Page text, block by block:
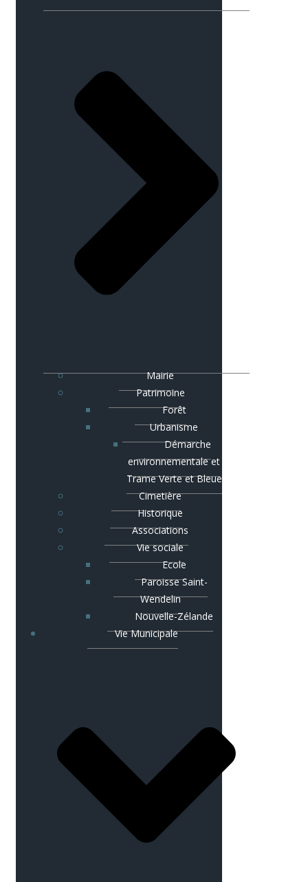
Mairie
Patrimoine
Forêt
Urbanisme
Démarche
environnementale et
Trame Verte et Bleue
Cimetière
Historique
Associations
Vie sociale
Ecole
Paroisse Saint-
Wendelin
Nouvelle-Zélande
Vie Municipale